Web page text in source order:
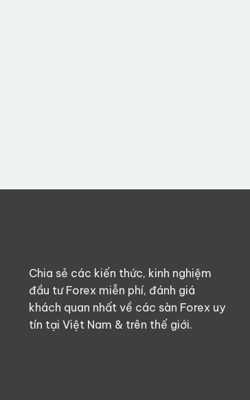
Chia sẻ các kiến thức, kinh nghiệm
đầu tư Forex miễn phí, đánh giá
khách quan nhất về các sàn Forex uy
tín tại Việt Nam & trên thế giới.